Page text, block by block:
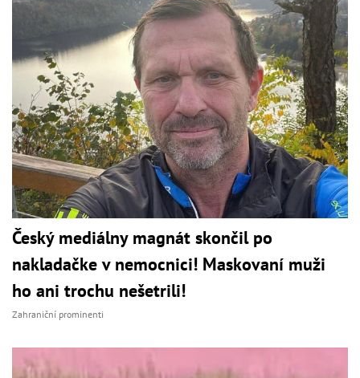
Český mediálny magnát skončil po
nakladačke v nemocnici! Maskovaní muži
ho ani trochu nešetrili!
Zahraniční prominenti